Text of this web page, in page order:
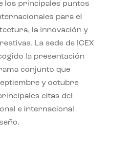
los principales puntos
para el
la innovación y
La sede de ICEX
la presentación
conjunto que
y octubre
citas del
e internacional